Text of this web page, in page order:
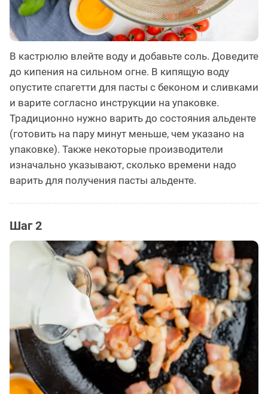
В кастрюлю влейте воду и добавьте соль. Доведите
до кипения на сильном огне. В кипящую воду
опустите спагетти для пасты с беконом и сливками
и варите согласно инструкции на упаковке.
Традиционно нужно варить до состояния альденте
(готовить на пару минут меньше, чем указано на
упаковке). Также некоторые производители
изначально указывают, сколько времени надо
варить для получения пасты альденте.
Шаг 2